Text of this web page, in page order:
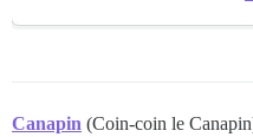
Canapin (Coin-coin le